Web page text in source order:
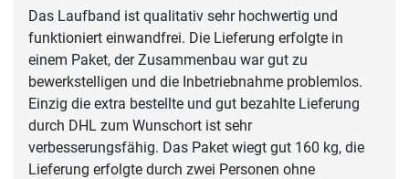
Das Laufband ist qualitativ sehr hochwertig und
funktioniert einwandfrei. Die Lieferung erfolgte in
einem Paket, der Zusammenbau war gut zu
bewerkstelligen und die Inbetriebnahme problemlos.
Einzig die extra bestellte und gut bezahlte Lieferung
durch DHL zum Wunschort ist sehr
verbesserungsfähig. Das Paket wiegt gut 160 kg, die
Lieferung erfolgte durch zwei Personen ohne